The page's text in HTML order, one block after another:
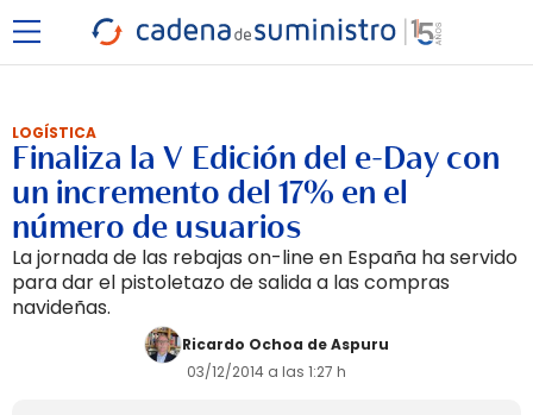
LOGÍSTICA
Finaliza la V Edición del e-Day con
un incremento del 17% en el
número de usuarios
La jornada de las rebajas on-line en España ha servido
para dar el pistoletazo de salida a las compras
navideñas.
Ricardo Ochoa de Aspuru
03/12/2014 a las 1:27 h